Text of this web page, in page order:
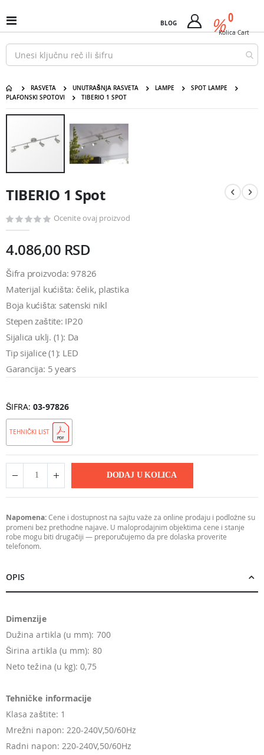
na
sadržaj
Uključi
/
isključi
Nav
BLOG %
Cart 0
Kolica Cart
RASVETA UNUTRAŠNJA RASVETA LAMPE
SPOT LAMPE
PLAFONSKI SPOTOVI
TIBERIO 1 SPOT
slika
TIBERIO 1 Spot
početak
galerije
TIBERIO 1 Spot
Ocenite ovaj proizvod
4.086,00 RSD
Šifra proizvoda: 97826
Materijal kućišta: čelik, plastika
Boja kućišta: satenski nikl
Stepen zaštite: IP20
Sijalica uklj. (1): Da
Tip sijalice (1): LED
Garancija: 5 years
ŠIFRA 03-97826
TEHNIČKI LIST
DODAJ U KOLICA
Napomena:Cene i dostupnost na sajtu važe za online prodaju i podložne su
promeni bez prethodne najave. U maloprodajnim objektima cene i stanje
robe mogu biti drugačiji — preporučujemo da pre dolaska proverite
telefonom.
OPIS
Dimenzije
Dužina artikla (u mm): 700
Širina artikla (u mm): 80
Neto težina (u kg): 0,75
Tehničke informacije
Klasa zaštite: 1
Mrežni napon: 220-240V,50/60Hz
Radni napon: 220-240V,50/60Hz